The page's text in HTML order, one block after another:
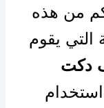
من هذه
التي يقوم
دكت